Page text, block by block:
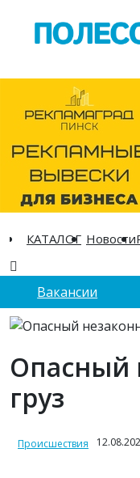
КАТАЛОГ Новости
Вакансии
Опасный
груз
Происшествия